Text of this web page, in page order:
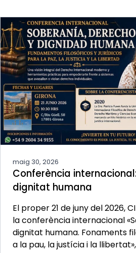
maig 30, 2026
Conferència
dignitat humana
El proper 21 de juny del 2026,
la conferència internacional
dignitat humana. Fonaments
a la pau, la justícia i la